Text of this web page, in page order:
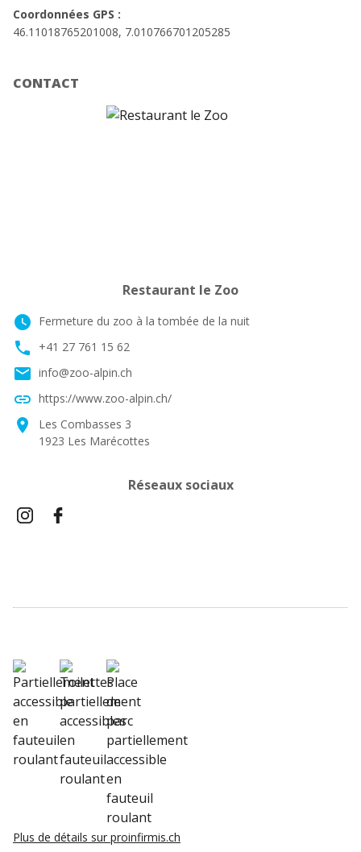
Coordonnées GPS :
46.11018765201008, 7.010766701205285
CONTACT
Restaurant le Zoo
watch_later Fermeture du zoo à la tombée de la nuit
phone +41 27 761 15 62
email info@zoo-alpin.ch
link https://www.zoo-alpin.ch/
location_on
Les Combasses 3
1923 Les Marécottes
Réseaux sociaux
Plus de détails sur proinfirmis.ch